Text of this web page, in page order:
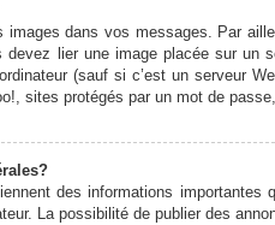
dans vos messages. Par
lier une image placée sur un
(sauf si c’est un serveur
sites protégés par un mot de
des informations
La possibilité de publier des